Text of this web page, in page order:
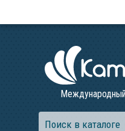
Международный